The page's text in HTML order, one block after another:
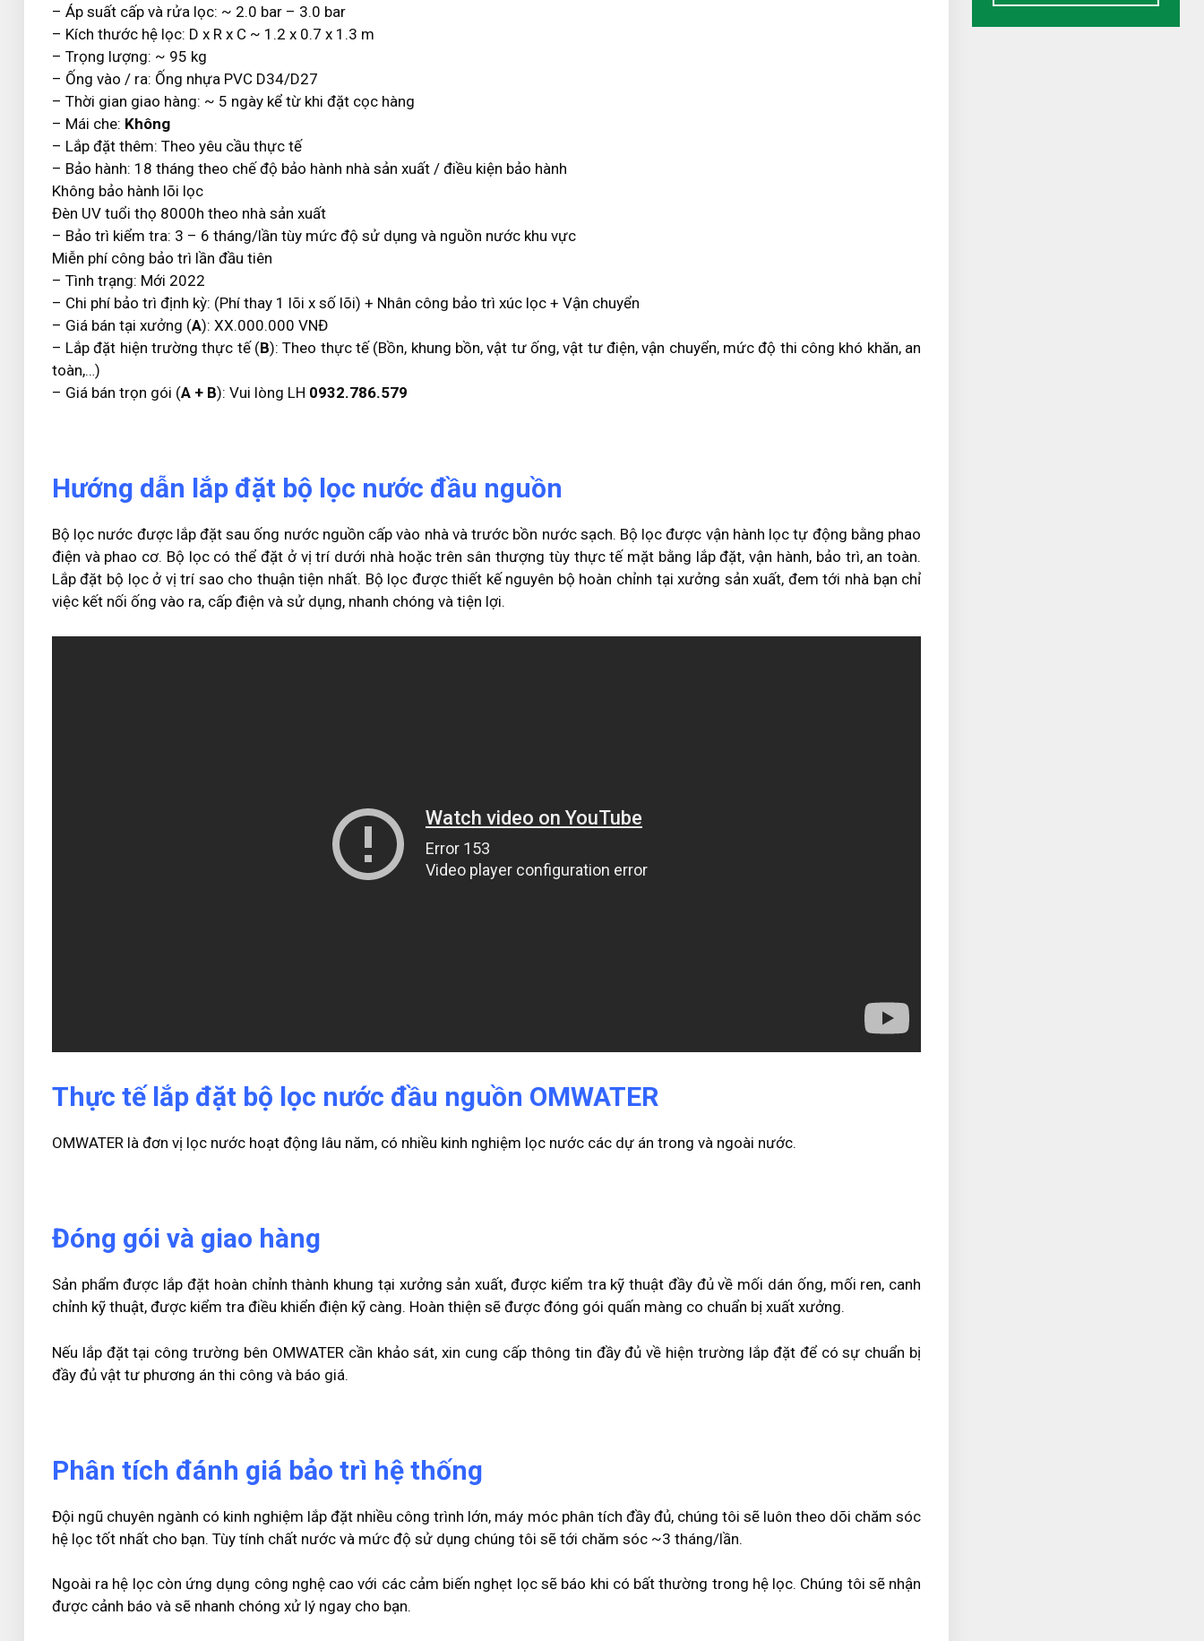
– Áp suất cấp và rửa lọc: ~ 2.0 bar – 3.0 bar
– Kích thước hệ lọc: D x R x C ~ 1.2 x 0.7 x 1.3 m
– Trọng lượng: ~ 95 kg
– Ống vào / ra: Ống nhựa PVC D34/D27
– Thời gian giao hàng: ~ 5 ngày kể từ khi đặt cọc hàng
– Mái che: Không
– Lắp đặt thêm: Theo yêu cầu thực tế
– Bảo hành: 18 tháng theo chế độ bảo hành nhà sản xuất / điều kiện bảo hành
Không bảo hành lõi lọc
Đèn UV tuổi thọ 8000h theo nhà sản xuất
– Bảo trì kiểm tra: 3 – 6 tháng/lần tùy mức độ sử dụng và nguồn nước khu vực
Miễn phí công bảo trì lần đầu tiên
– Tình trạng: Mới 2022
– Chi phí bảo trì định kỳ: (Phí thay 1 lõi x số lõi) + Nhân công bảo trì xúc lọc + Vận chuyển
– Giá bán tại xưởng (A): XX.000.000 VNĐ
– Lắp đặt hiện trường thực tế (B): Theo thực tế (Bồn, khung bồn, vật tư ống, vật tư điện, vận chuyển, mức độ thi công khó khăn, an
toàn,…)
– Giá bán trọn gói (A + B): Vui lòng LH 0932.786.579
Hướng dẫn lắp đặt bộ lọc nước đầu nguồn
Bộ lọc nước được lắp đặt sau ống nước nguồn cấp vào nhà và trước bồn nước sạch. Bộ lọc được vận hành lọc tự động bằng phao
điện và phao cơ. Bộ lọc có thể đặt ở vị trí dưới nhà hoặc trên sân thượng tùy thực tế mặt bằng lắp đặt, vận hành, bảo trì, an toàn.
Lắp đặt bộ lọc ở vị trí sao cho thuận tiện nhất. Bộ lọc được thiết kế nguyên bộ hoàn chỉnh tại xưởng sản xuất, đem tới nhà bạn chỉ
việc kết nối ống vào ra, cấp điện và sử dụng, nhanh chóng và tiện lợi.
Thực tế lắp đặt bộ lọc nước đầu nguồn OMWATER
OMWATER là đơn vị lọc nước hoạt động lâu năm, có nhiều kinh nghiệm lọc nước các dự án trong và ngoài nước.
Đóng gói và giao hàng
Sản phẩm được lắp đặt hoàn chỉnh thành khung tại xưởng sản xuất, được kiểm tra kỹ thuật đầy đủ về mối dán ống, mối ren, canh
chỉnh kỹ thuật, được kiểm tra điều khiển điện kỹ càng. Hoàn thiện sẽ được đóng gói quấn màng co chuẩn bị xuất xưởng.
Nếu lắp đặt tại công trường bên OMWATER cần khảo sát, xin cung cấp thông tin đầy đủ về hiện trường lắp đặt để có sự chuẩn bị
đầy đủ vật tư phương án thi công và báo giá.
Phân tích đánh giá bảo trì hệ thống
Đội ngũ chuyên ngành có kinh nghiệm lắp đặt nhiều công trình lớn, máy móc phân tích đầy đủ, chúng tôi sẽ luôn theo dõi chăm sóc
hệ lọc tốt nhất cho bạn. Tùy tính chất nước và mức độ sử dụng chúng tôi sẽ tới chăm sóc ~3 tháng/lần.
Ngoài ra hệ lọc còn ứng dụng công nghệ cao với các cảm biến nghẹt lọc sẽ báo khi có bất thường trong hệ lọc. Chúng tôi sẽ nhận
được cảnh báo và sẽ nhanh chóng xử lý ngay cho bạn.